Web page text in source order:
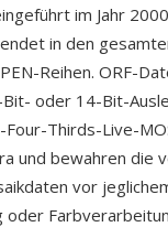
im Jahr
in den
Reihen. ORF-
oder 14-Bit-
Thirds-Live-
und bewahren die
vor
oder